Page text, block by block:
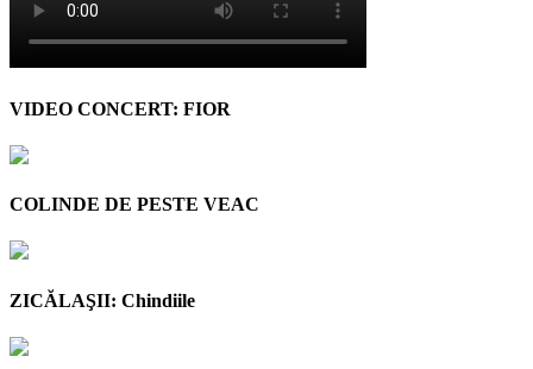
VIDEO CONCERT: FIOR
COLINDE DE PESTE VEAC
ZICĂLAŞII: Chindiile